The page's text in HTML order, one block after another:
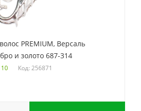
PREMIUM, Версаль
и золото 687-314
Код: 256871